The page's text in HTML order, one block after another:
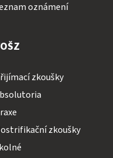
oznámení
zkoušky
zkoušky